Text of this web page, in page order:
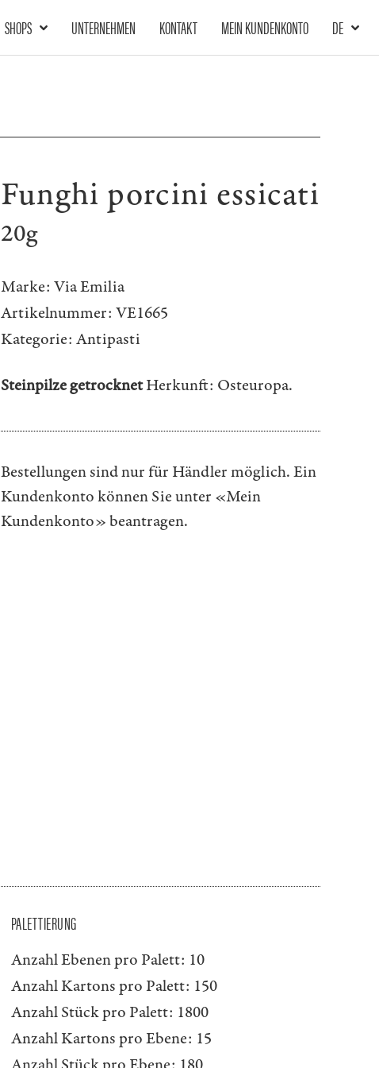
SHOPS UNTERNEHMEN KONTAKT MEIN KUNDENKONTO DE
Funghi porcini essicati
20g
Marke: Via Emilia
Artikelnummer: VE1665
Kategorie: Antipasti
Steinpilze getrocknetHerkunft: Osteuropa.
Bestellungen sind nur für Händler möglich. Ein
Kundenkonto können Sie unter «Mein
Kundenkonto»beantragen.
PALETTIERUNG
Anzahl Ebenen pro Palett: 10
Anzahl Kartons pro Palett: 150
Anzahl Stück pro Palett: 1800
Anzahl Kartons pro Ebene: 15